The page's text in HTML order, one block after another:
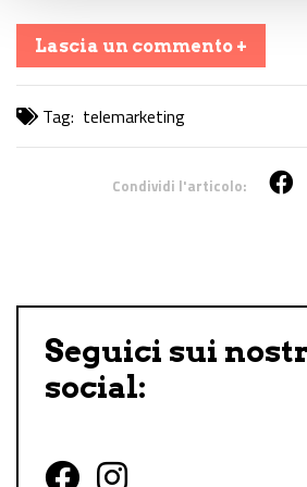
Lascia un commento +
Tag: telemarketing
Condividi l'articolo:
Seguici sui
social: